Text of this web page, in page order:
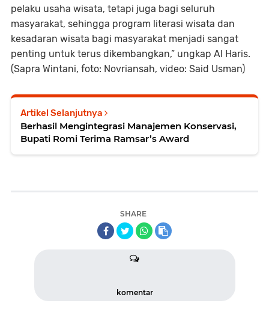
pelaku usaha wisata, tetapi juga bagi seluruh
masyarakat, sehingga program literasi wisata dan
kesadaran wisata bagi masyarakat menjadi sangat
penting untuk terus dikembangkan,” ungkap Al Haris.
(Sapra Wintani, foto: Novriansah, video: Said Usman)
Artikel Selanjutnya
Berhasil Mengintegrasi Manajemen Konservasi,
Bupati Romi Terima Ramsar’s Award
SHARE
komentar